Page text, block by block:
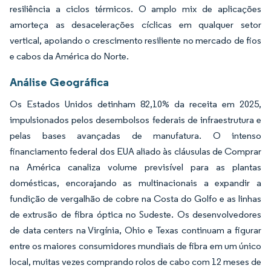
resiliência a ciclos térmicos. O amplo mix de aplicações
amorteça as desacelerações cíclicas em qualquer setor
vertical, apoiando o crescimento resiliente no mercado de fios
e cabos da América do Norte.
Análise Geográfica
Os Estados Unidos detinham 82,10% da receita em 2025,
impulsionados pelos desembolsos federais de infraestrutura e
pelas bases avançadas de manufatura. O intenso
financiamento federal dos EUA aliado às cláusulas de Comprar
na América canaliza volume previsível para as plantas
domésticas, encorajando as multinacionais a expandir a
fundição de vergalhão de cobre na Costa do Golfo e as linhas
de extrusão de fibra óptica no Sudeste. Os desenvolvedores
de data centers na Virgínia, Ohio e Texas continuam a figurar
entre os maiores consumidores mundiais de fibra em um único
local, muitas vezes comprando rolos de cabo com 12 meses de